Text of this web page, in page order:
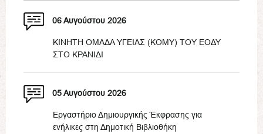
06 Αυγούστου 2026
ΚΙΝΗΤΗ ΟΜΑΔΑ ΥΓΕΙΑΣ (ΚΟΜΥ) ΤΟΥ ΕΟΔΥ
ΣΤΟ ΚΡΑΝΙΔΙ
05 Αυγούστου 2026
Εργαστήριο Δημιουργικής Έκφρασης για
ενήλικες στη Δημοτική Βιβλιοθήκη